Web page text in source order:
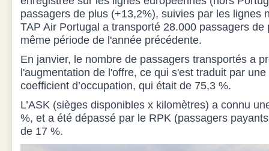
passagers de plus (+13,2%), suivies par les lignes
TAP Air Portugal a transporté 28.000 passagers de
même période de l'année précédente.
En janvier, le nombre de passagers transportés a
l'augmentation de l'offre, ce qui s'est traduit par
coefficient d’occupation, qui était de 75,3 %.
L’ASK (sièges disponibles x kilomètres) a connu
%, et a été dépassé par le RPK (passagers
de 17 %.